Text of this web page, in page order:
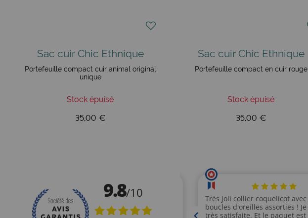
Sac cuir Chic Ethnique
Portefeuille compact cuir animal original
unique
Stock épuisé
35,00 €
Sac cuir Chic Ethnique
Portefeuille compact en cuir rouge
Stock épuisé
35,00 €